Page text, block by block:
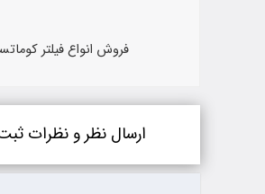
فروش انواع فیلتر
ارسال نظر و نظرات